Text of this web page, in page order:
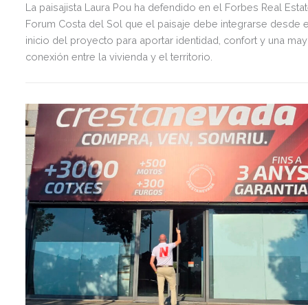
La paisajista Laura Pou ha defendido en el Forbes Real
Forum Costa del Sol que el paisaje debe integrarse desde
inicio del proyecto para aportar identidad, confort y una
conexión entre la vivienda y el territorio.